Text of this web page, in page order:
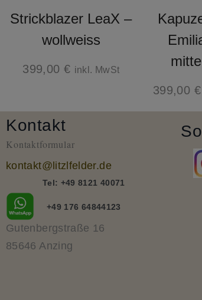
Strickblazer LeaX –
wollweiss
399,00 € inkl. MwSt
399,00 €
Kontakt
Kontaktformular
kontakt@litzlfelder.de
Tel: +49 8121 40071
+49 176 64844123
Gutenbergstraße 16
85646 Anzing